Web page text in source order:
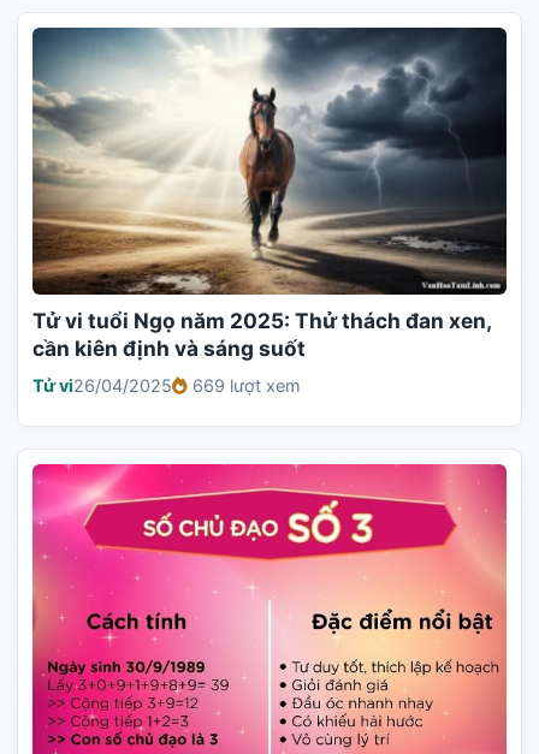
Tử vi tuổi Ngọ năm 2025: Thử thách đan xen,
cần kiên định và sáng suốt
Tử vi26/04/2025 669 lượt xem